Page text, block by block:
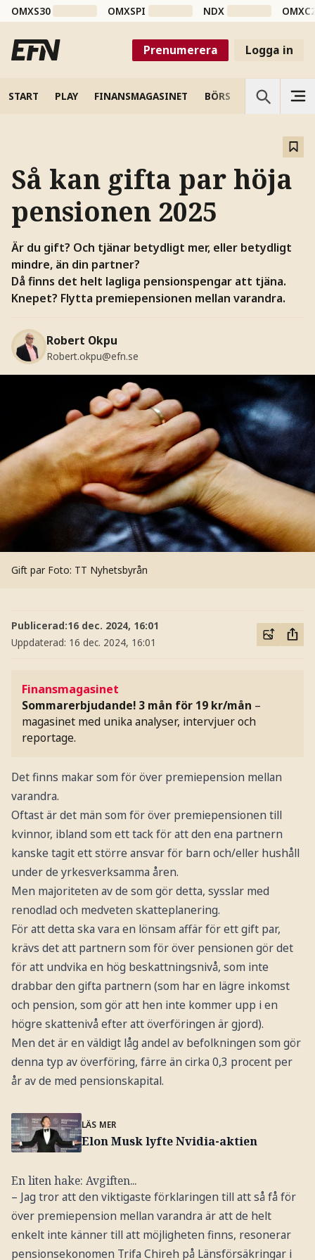
OMXS30 OMXSPI NDX
Prenumerera Logga in
START PLAY FINANSMAGASINET BÖRS VETENSKAP
Så kan gifta par höja
pensionen 2025
Är du gift? Och tjänar betydligt mer, eller betydligt
mindre, än din partner?
Då finns det helt lagliga pensionspengar att tjäna.
Knepet? Flytta premiepensionen mellan varandra.
Robert Okpu
Robert.okpu@efn.se
Gift par Foto: TT Nyhetsbyrån
Publicerad:16 dec. 2024, 16:01
Uppdaterad: 16 dec. 2024, 16:01
Finansmagasinet
Sommarerbjudande! 3 mån för 19 kr/mån –
magasinet med unika analyser, intervjuer och
reportage.
Det finns makar som för över premiepension mellan
varandra.
Oftast är det män som för över premiepensionen till
kvinnor, ibland som ett tack för att den ena partnern
kanske tagit ett större ansvar för barn och/eller hushåll
under de yrkesverksamma åren.
Men majoriteten av de som gör detta, sysslar med
renodlad och medveten skatteplanering.
För att detta ska vara en lönsam affär för ett gift par,
krävs det att partnern som för över pensionen gör det
för att undvika en hög beskattningsnivå, som inte
drabbar den gifta partnern (som har en lägre inkomst
och pension, som gör att hen inte kommer upp i en
högre skattenivå efter att överföringen är gjord).
Men det är en väldigt låg andel av befolkningen som gör
denna typ av överföring, färre än cirka 0,3 procent per
år av de med pensionskapital.
LÄS MER
Elon Musk lyfte Nvidia-aktien
En liten hake: Avgiften...
– Jag tror att den viktigaste förklaringen till att så få för
över premiepension mellan varandra är att de helt
enkelt inte känner till att möjligheten finns, resonerar
pensionsekonomen Trifa Chireh på Länsförsäkringar i